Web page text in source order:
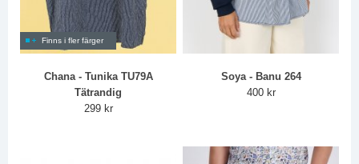
Finns i fler färger
Chana - Tunika TU79A
Tätrandig
299 kr
Soya - Banu 264
400 kr